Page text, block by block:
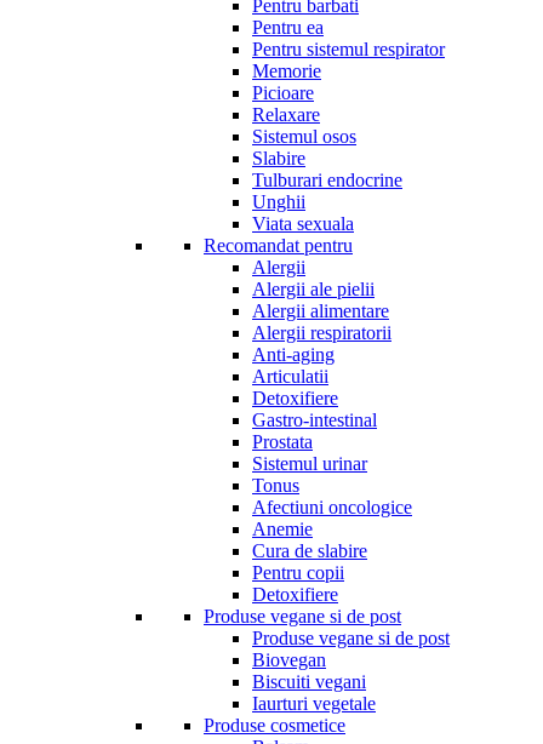
Pentru barbati
Pentru ea
Pentru sistemul respirator
Memorie
Picioare
Relaxare
Sistemul osos
Slabire
Tulburari endocrine
Unghii
Viata sexuala
Recomandat pentru
Alergii
Alergii ale pielii
Alergii alimentare
Alergii respiratorii
Anti-aging
Articulatii
Detoxifiere
Gastro-intestinal
Prostata
Sistemul urinar
Tonus
Afectiuni oncologice
Anemie
Cura de slabire
Pentru copii
Detoxifiere
Produse vegane si de post
Produse vegane si de post
Biovegan
Biscuiti vegani
Iaurturi vegetale
Produse cosmetice